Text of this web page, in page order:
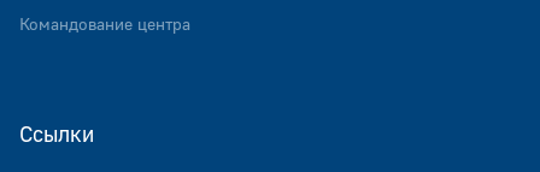
Командование центра
Ссылки